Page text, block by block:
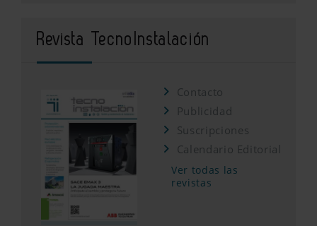
Revista TecnoInstalación
Contacto
Publicidad
Suscripciones
Calendario Editorial
Ver todas las
revistas